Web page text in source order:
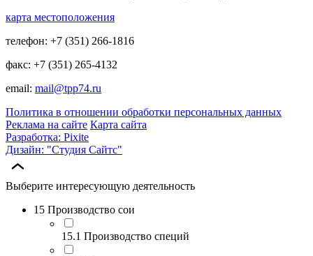
карта местоположения
телефон: +7 (351) 266-1816
факс: +7 (351) 265-4132
email: mail@tpp74.ru
Политика в отношении обработки персональных данных
Реклама на сайте Карта сайта
Разработка: Pixite
Дизайн: "Студия Сайтс"
Выберите интересующую деятельность
15 Производство сои
15.1 Производство специй